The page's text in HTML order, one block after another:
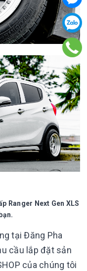
Ranger Next Gen XLS
tại Đăng Pha
cầu lắp đặt sản
của chúng tôi